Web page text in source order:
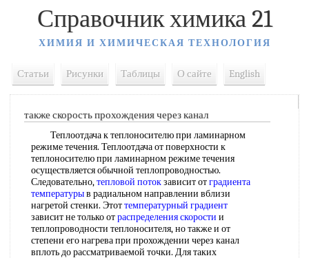
Справочник химика 21
ХИМИЯ И ХИМИЧЕСКАЯ ТЕХНОЛОГИЯ
Статьи Рисунки Таблицы О сайте English
также скорость прохождения через канал
Теплоотдача к теплоносителю при ламинарном
режиме течения. Теплоотдача от поверхности к
теплоносителю при ламинарном режиме течения
осуществляется обычной теплопроводностью.
Следовательно,тепловой потокзависит отградиента
температурыв радиальном направлении вблизи
нагретой стенки. Этоттемпературный градиент
зависит не только отраспределения скорости и
теплопроводности теплоносителя, но также и от
степени его нагрева при прохождении через канал
вплоть до рассматриваемой точки. Для таких